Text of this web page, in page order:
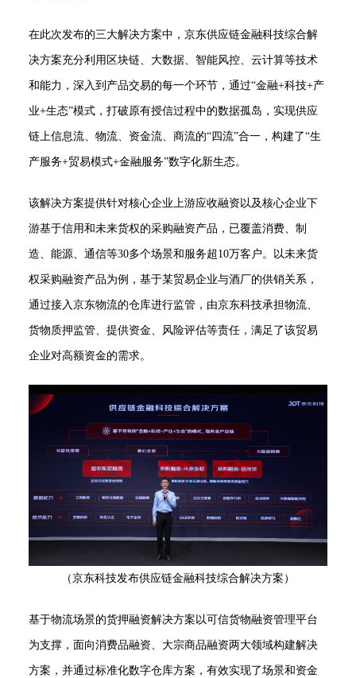
在此次发布的三大解决方案中，京东供应链金融科技综合解
决方案充分利用区块链、大数据、智能风控、云计算等技术
和能力，深入到产品交易的每一个环节，通过“金融+科技+产
业+生态”模式，打破原有授信过程中的数据孤岛，实现供应
链上信息流、物流、资金流、商流的“四流”合一，构建了“生
产服务+贸易模式+金融服务”数字化新生态。
该解决方案提供针对核心企业上游应收融资以及核心企业下
游基于信用和未来货权的采购融资产品，已覆盖消费、制
造、能源、通信等30多个场景和服务超10万客户。以未来货
权采购融资产品为例，基于某贸易企业与酒厂的供销关系，
通过接入京东物流的仓库进行监管，由京东科技承担物流、
货物质押监管、提供资金、风险评估等责任，满足了该贸易
企业对高额资金的需求。
（京东科技发布供应链金融科技综合解决方案）
基于物流场景的货押融资解决方案以可信货物融资管理平台
为支撑，面向消费品融资、大宗商品融资两大领域构建解决
方案，并通过标准化数字仓库方案，有效实现了场景和资金